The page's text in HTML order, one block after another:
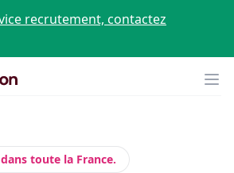
recrutement, contactez
toute la France.